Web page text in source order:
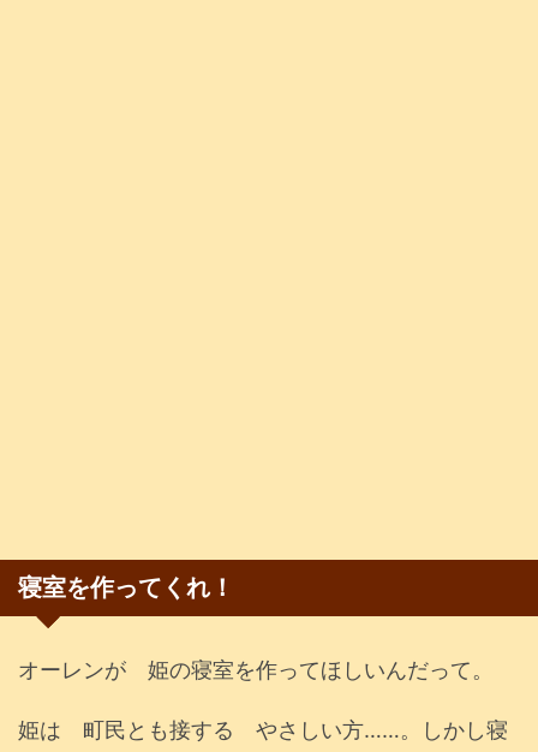
寝室を作ってくれ！
オーレンが 姫の寝室を作ってほしいんだって。
姫は 町民とも接する やさしい方……。しかし寝